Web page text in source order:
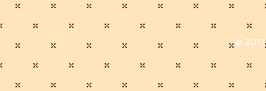
© 2017